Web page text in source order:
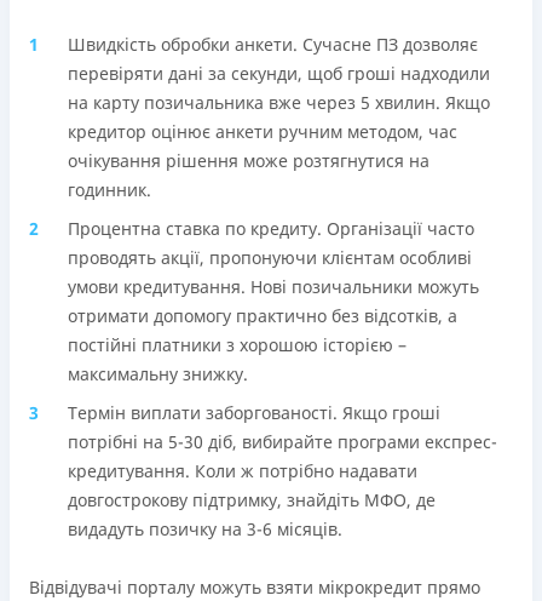
Швидкість обробки анкети. Сучасне ПЗ дозволяє
перевіряти дані за секунди, щоб гроші надходили
на карту позичальника вже через 5 хвилин. Якщо
кредитор оцінює анкети ручним методом, час
очікування рішення може розтягнутися на
годинник.
Процентна ставка по кредиту. Організації часто
проводять акції, пропонуючи клієнтам особливі
умови кредитування. Нові позичальники можуть
отримати допомогу практично без відсотків, а
постійні платники з хорошою історією –
максимальну знижку.
Термін виплати заборгованості. Якщо гроші
потрібні на 5-30 діб, вибирайте програми експрес-
кредитування. Коли ж потрібно надавати
довгострокову підтримку, знайдіть МФО, де
видадуть позичку на 3-6 місяців.
Відвідувачі порталу можуть взяти мікрокредит прямо